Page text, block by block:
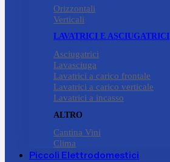
Orizzontali
Verticali
LAVATRICI E ASCIUGATRICI
Asciugatrici
Lavasciuga
Lavatrici a carico frontale
Lavatrici a carico verticale
Lavatrici a incasso
ALTRO
Cantina Vini
Clima
Piccoli Elettrodomestici